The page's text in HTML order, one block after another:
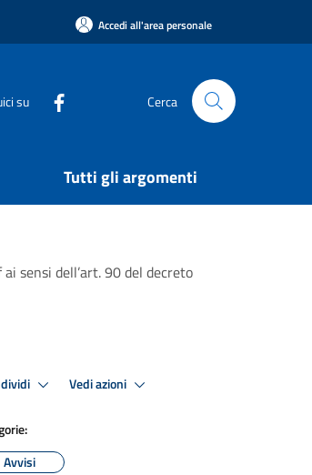
Accedi all'area personale
su Cerca
Tutti gli argomenti
sensi dell’art. 90 del decreto
Vedi azioni
Avvisi